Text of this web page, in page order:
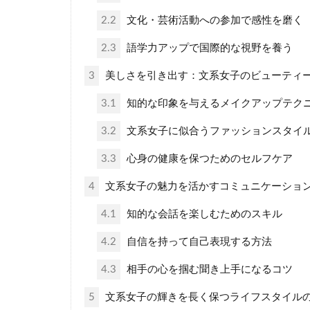
2.2 文化・芸術活動への参加で感性を磨く
2.3 語学力アップで国際的な視野を養う
3 美しさを引き出す：文系女子のビューティ
3.1 知的な印象を与えるメイクアップテク
3.2 文系女子に似合うファッションスタイ
3.3 心身の健康を保つためのセルフケア
4 文系女子の魅力を活かすコミュニケーショ
4.1 知的な会話を楽しむためのスキル
4.2 自信を持って自己表現する方法
4.3 相手の心を掴む聞き上手になるコツ
5 文系女子の輝きを長く保つライフスタイル